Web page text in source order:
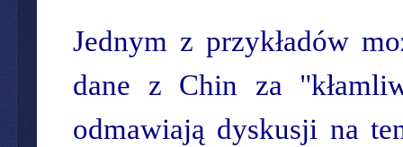
Jednym z przykładów
dane z Chin za
odmawiają dyskusji na